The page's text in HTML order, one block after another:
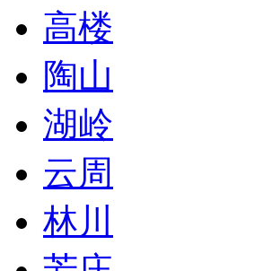
高楼
陶山
湖岭
云周
林川